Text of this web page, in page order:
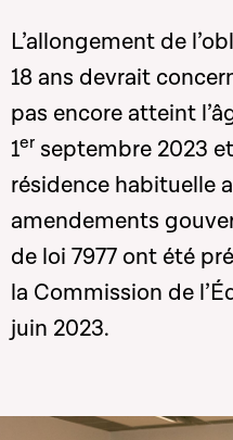
L’allongement de
18 ans devrait
pas encore atteint
1er septembre 2023
résidence habituelle
amendements
de loi 7977 ont été
la Commission de
juin 2023.